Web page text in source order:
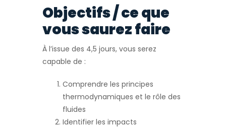
Objectifs / ce que
vous saurez faire
À l’issue des 4,5 jours, vous serez
capable de :
Comprendre les principes
thermodynamiques et le rôle des
fluides
Identifier les impacts